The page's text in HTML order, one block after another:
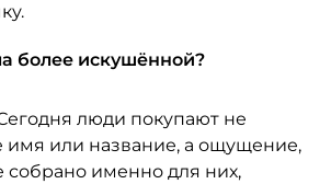
более искушённой?
люди покупают не
имя или название, а ощущение,
собрано именно для них,